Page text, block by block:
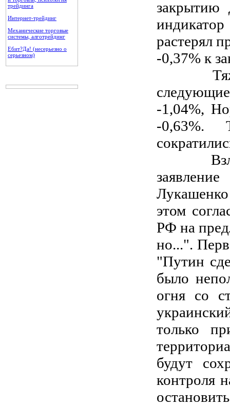
трейдинга
Интернет-трейдинг
Механические торговые
системы, алготрейдинг
Ебит?Да! (несерьезно о
серьезном)
закрытию
растерял
-0,37% к
-1,04%,
-0,63%.
Взлет в
этом
РФ на
но...".
"Путин
было
огня со
только
будут
контроля